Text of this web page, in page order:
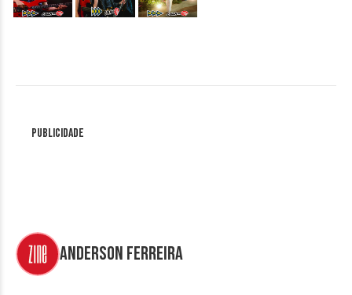
Publicidade
Anderson Ferreira